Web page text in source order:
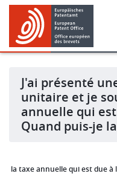
Skip
main
content
Skip
footer
J'ai présenté
unitaire et je
annuelle qui
Quand puis-je
taxe annuelle qui est due à